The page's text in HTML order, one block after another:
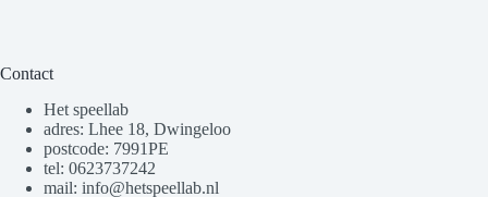
Contact
Het speellab
adres: Lhee 18, Dwingeloo
postcode: 7991PE
tel: 0623737242
mail: info@hetspeellab.nl